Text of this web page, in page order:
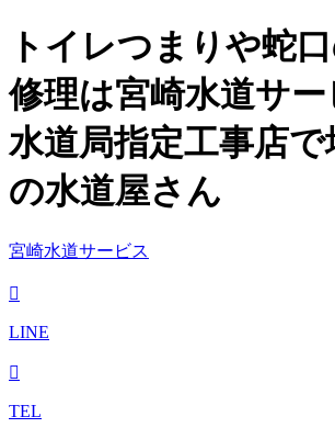
トイレつまりや蛇
修理は宮崎水道サー
水道局指定工事店
の水道屋さん
宮崎水道サービス
LINE
TEL